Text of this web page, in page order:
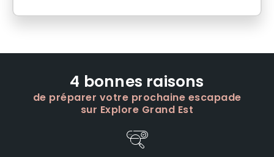
4 bonnes raisons
de préparer votre prochaine escapade
sur Explore Grand Est